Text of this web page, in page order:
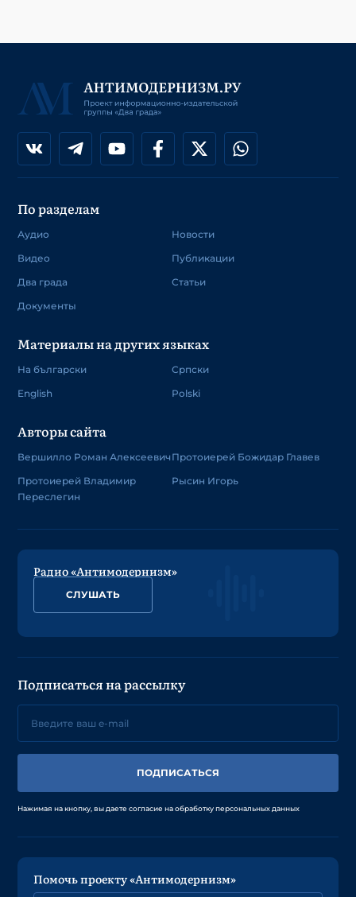
По разделам
Аудио
Видео
Два града
Документы
Новости
Публикации
Статьи
Материалы на других языках
На български
English
Српски
Polski
Авторы сайта
Вершилло Роман Алексеевич
Протоиерей Владимир
Переслегин
Протоиерей Божидар Главев
Рысин Игорь
Радио «Антимодернизм»
СЛУШАТЬ
Подписаться на рассылку
ПОДПИСАТЬСЯ
Нажимая на кнопку, вы даете согласие на обработку персональных данных
Помочь проекту «Антимодернизм»